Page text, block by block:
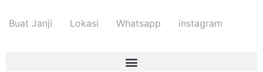
Buat Janji Lokasi Whatsapp instagram